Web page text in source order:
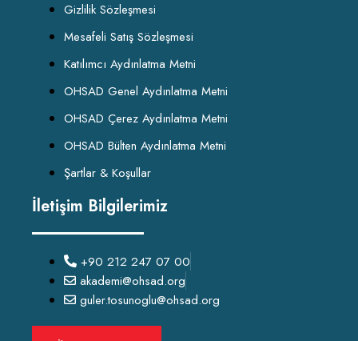
Gizlilik Sözleşmesi
Mesafeli Satış Sözleşmesi
Katılımcı Aydınlatma Metni
OHSAD Genel Aydınlatma Metni
OHSAD Çerez Aydınlatma Metni
OHSAD Bülten Aydınlatma Metni
Şartlar & Koşullar
İletişim Bilgilerimiz
+90 212 247 07 00
akademi@ohsad.org
guler.tosunoglu@ohsad.org